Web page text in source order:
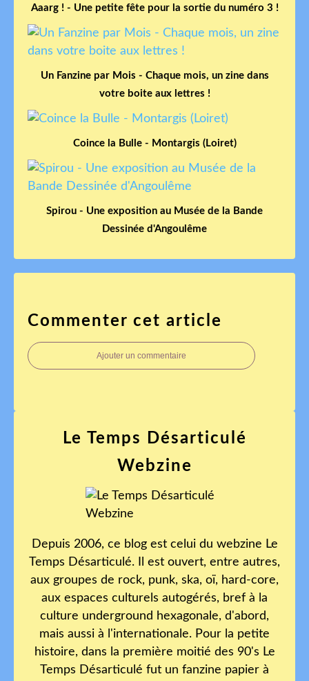
Aaarg ! - Une petite fête pour la sortie du numéro 3 !
Un Fanzine par Mois - Chaque mois, un zine dans
votre boite aux lettres !
Coince la Bulle - Montargis (Loiret)
Spirou - Une exposition au Musée de la Bande
Dessinée d'Angoulême
Commenter cet article
Ajouter un commentaire
Le Temps Désarticulé
Webzine
Depuis 2006, ce blog est celui du webzine Le
Temps Désarticulé. Il est ouvert, entre autres,
aux groupes de rock, punk, ska, oï, hard-core,
aux espaces culturels autogérés, bref à la
culture underground hexagonale, d'abord,
mais aussi à l'internationale. Pour la petite
histoire, dans la première moitié des 90's Le
Temps Désarticulé fut un fanzine papier à